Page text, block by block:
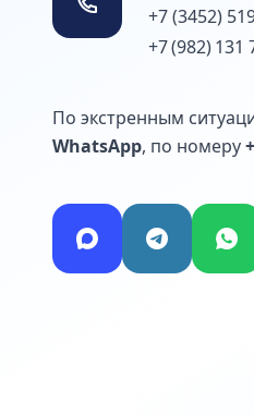
+7 (3452)
+7 (982) 131
По экстренным
WhatsApp, по номеру